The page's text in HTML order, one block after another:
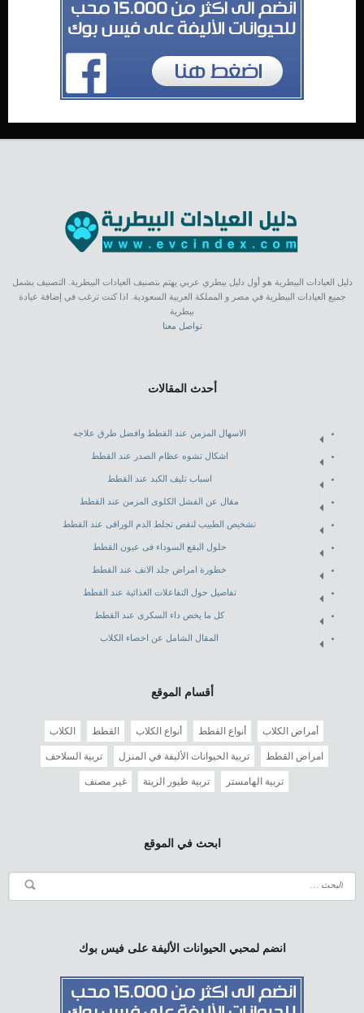
دليل العيادات البيطرية هو أول دليل بيطري عربي يهتم بتصنيف العيادات البيطرية. التصنيف يشمل
جميع العيادات البيطرية في مصر و المملكة العربية السعودية. اذا كنت ترغب في إضافة عيادة
بيطرية
تواصل معنا
أحدث المقالات
الاسهال المزمن عند القطط وافضل طرق علاجه
اشكال تشوه عظام الصدر عند القطط
اسباب تليف الكبد عند القطط
مقال عن الفشل الكلوى المزمن عند القطط
تشخيص الطبيب لنقص تجلط الدم الوراقى عند القطط
حلول البقع السوداء فى عيون القطط
خطورة امراض جلد الانف عند القطط
تفاصيل حول التفاعلات الغذائية عند القطط
كل ما يخص داء السكرى عند القطط
المقال الشامل عن اخصاء الكلاب
أقسام الموقع
أمراض الكلاب أنواع القطط أنواع الكلاب القطط الكلاب
امراض القطط تربية الحيوانات الأليفة في المنزل تربية السلاحف
تربية الهامستر تربية طيور الزينة غير مصنف
ابحث في الموقع
انضم لمحبي الحيوانات الأليفة على فيس بوك